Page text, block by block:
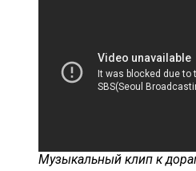
Музыкальный клип к